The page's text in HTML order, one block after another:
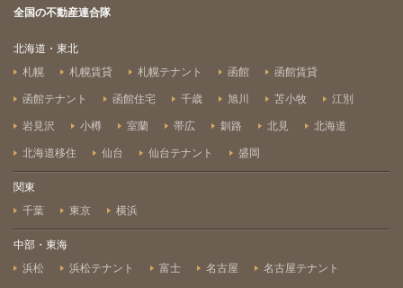
全国の不動産連合隊
北海道・東北
札幌
札幌賃貸 札幌テナント 函館 函館賃貸
函館テナント 函館住宅 千歳 旭川 苫小牧 江別
岩見沢 小樽 室蘭 帯広 釧路 北見 北海道
北海道移住 仙台 仙台テナント 盛岡
関東
千葉
東京 横浜
中部・東海
浜松
浜松テナント 富士 名古屋 名古屋テナント